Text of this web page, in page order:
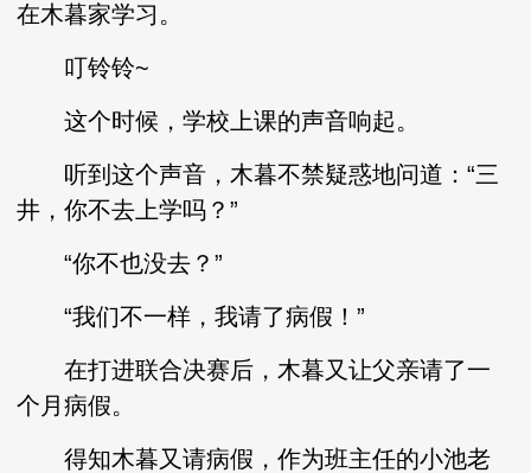
在木暮家学习。
叮铃铃~
这个时候，学校上课的声音响起。
听到这个声音，木暮不禁疑惑地问道：“三
井，你不去上学吗？”
“你不也没去？”
“我们不一样，我请了病假！”
在打进联合决赛后，木暮又让父亲请了一
个月病假。
得知木暮又请病假，作为班主任的小池老